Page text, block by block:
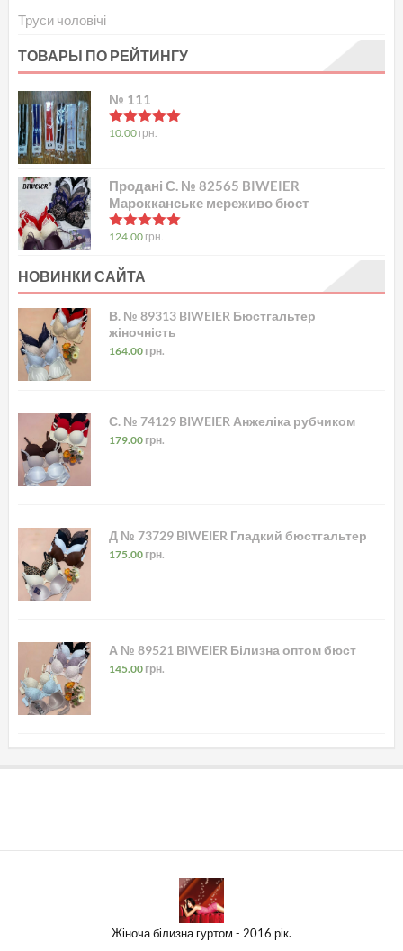
Труси чоловічі
ТОВАРЫ ПО РЕЙТИНГУ
№ 111
в 5.00з 5
10.00 грн.
Продані С. № 82565 BIWEIER
Марокканське мереживо бюст
в5.00з 5
124.00 грн.
НОВИНКИ САЙТА
В. № 89313 BIWEIER Бюстгальтер
жіночність
164.00 грн.
С. № 74129 BIWEIER Анжеліка рубчиком
179.00 грн.
Д № 73729 BIWEIER Гладкий бюстгальтер
175.00 грн.
А № 89521 BIWEIER Білизна оптом бюст
145.00 грн.
Жіноча білизна гуртом - 2016 рік.